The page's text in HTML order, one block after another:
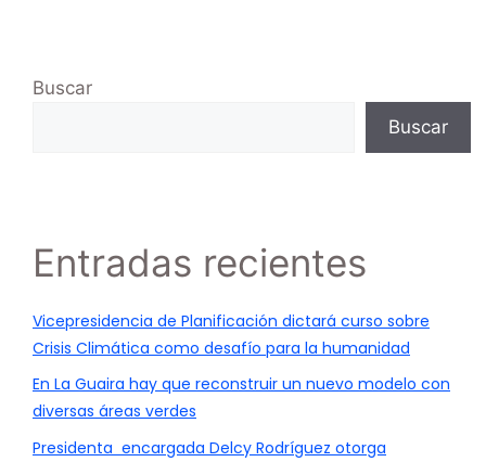
Buscar
Buscar
Entradas recientes
Vicepresidencia de Planificación dictará curso sobre
Crisis Climática como desafío para la humanidad
En La Guaira hay que reconstruir un nuevo modelo con
diversas áreas verdes
Presidenta encargada Delcy Rodríguez otorga